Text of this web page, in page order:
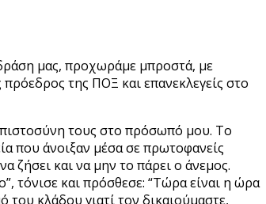
μας, προχωράμε μπροστά, με
της ΠΟΞ και επανεκλεγείς στο
τους στο πρόσωπό μου. Το
που άνοιξαν μέσα σε πρωτοφανείς
ζήσει και να μην το πάρει ο άνεμος.
τόνισε και πρόσθεσε: “Τώρα είναι η ώρα
κλάδου γιατί τον δικαιούμαστε,